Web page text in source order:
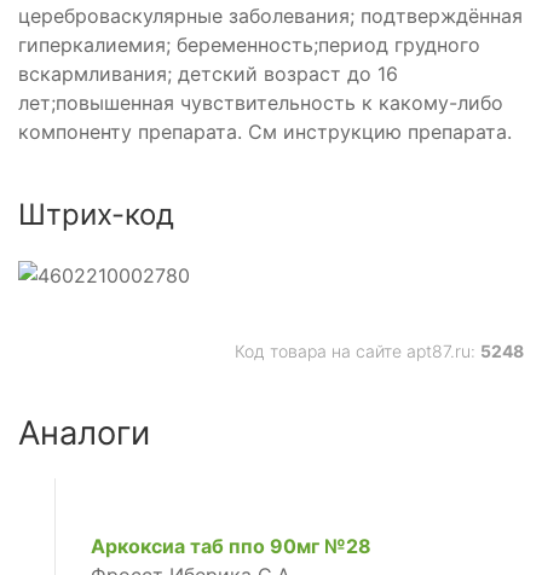
цереброваскулярные заболевания; подтверждённая
гиперкалиемия; беременность;период грудного
вскармливания; детский возраст до 16
лет;повышенная чувствительность к какому-либо
компоненту препарата. См инструкцию препарата.
Штрих-код
Код товара на сайте apt87.ru: 5248
Аналоги
Аркоксиа таб ппо 90мг №28